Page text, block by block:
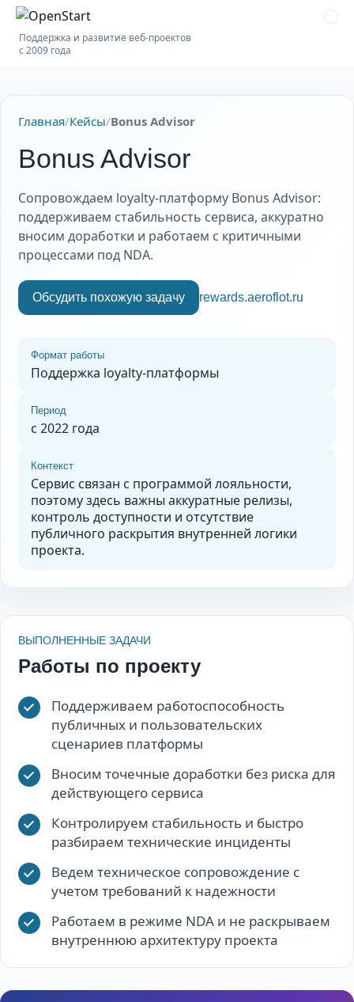
Поддержка и развитие веб-проектов
с 2009 года
Главная/Кейсы/Bonus Advisor
Bonus Advisor
Сопровождаем loyalty-платформу Bonus Advisor:
поддерживаем стабильность сервиса, аккуратно
вносим доработки и работаем с критичными
процессами под NDA.
Обсудить похожую задачу rewards.aeroflot.ru
Формат работы
Поддержка loyalty-платформы
Период
с 2022 года
Контекст
Сервис связан с программой лояльности,
поэтому здесь важны аккуратные релизы,
контроль доступности и отсутствие
публичного раскрытия внутренней логики
проекта.
ВЫПОЛНЕННЫЕ ЗАДАЧИ
Работы по проекту
Поддерживаем работоспособность
публичных и пользовательских
сценариев платформы
Вносим точечные доработки без риска для
действующего сервиса
Контролируем стабильность и быстро
разбираем технические инциденты
Ведем техническое сопровождение с
учетом требований к надежности
Работаем в режиме NDA и не раскрываем
внутреннюю архитектуру проекта